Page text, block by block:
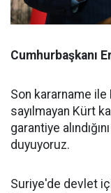
Cumhurbaşkanı
Son kararname
sayılmayan Kürt
garantiye
duyuyoruz.
Suriye'de devlet